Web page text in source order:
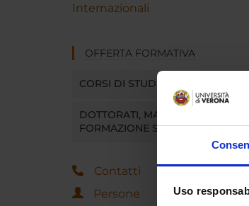
Uso
Internazionali
OFFERTA FORMATIVA
CORSI DI STUDIO
DOTTORATI, MASTER E
FORMAZIONE SUPERIORE
Contatti
Persone